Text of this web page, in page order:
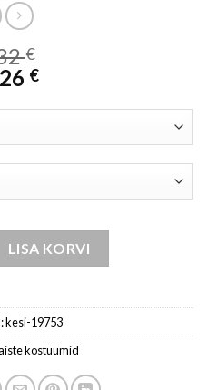
€
€
LISA KORVI
kesi-19753
kostüümid